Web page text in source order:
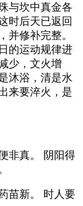
与坎中真金各
时后天已返回
并修补完整。
的运动规律进
少，文火增
沐浴，清是水
来要淬火，是
非真。 阴阳得
苗新。 时人要